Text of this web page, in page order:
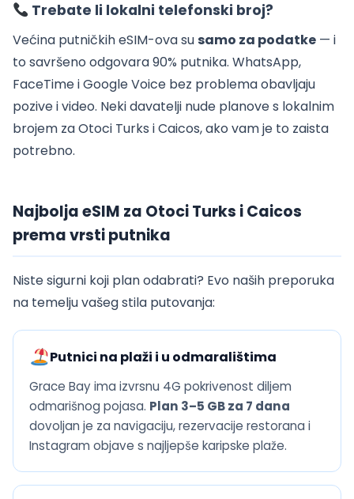
Trebate li lokalni telefonski broj?
Većina putničkih eSIM-ova susamo za podatke — i
to savršeno odgovara 90% putnika. WhatsApp,
FaceTime i Google Voice bez problema obavljaju
pozive i video. Neki davatelji nude planove s lokalnim
brojem za Otoci Turks i Caicos, ako vam je to zaista
potrebno.
Najbolja eSIM za Otoci Turks i Caicos
prema vrsti putnika
Niste sigurni koji plan odabrati? Evo naših preporuka
na temelju vašeg stila putovanja:
Putnici na plaži i u odmaralištima
Grace Bay ima izvrsnu 4G pokrivenost diljem
odmarišnog pojasa. Plan 3–5 GB za 7 dana
dovoljan je za navigaciju, rezervacije restorana i
Instagram objave s najljepše karipske plaže.